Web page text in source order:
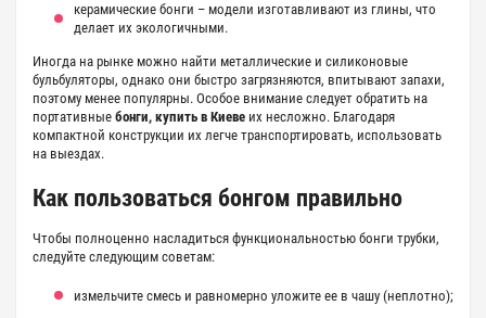
керамические бонги – модели изготавливают из глины, что
делает их экологичными.
Иногда на рынке можно найти металлические и силиконовые
бульбуляторы, однако они быстро загрязняются, впитывают запахи,
поэтому менее популярны. Особое внимание следует обратить на
портативные бонги, купить в Киеве их несложно. Благодаря
компактной конструкции их легче транспортировать, использовать
на выездах.
Как пользоваться бонгом правильно
Чтобы полноценно насладиться функциональностью бонги трубки,
следуйте следующим советам:
измельчите смесь и равномерно уложите ее в чашу (неплотно);